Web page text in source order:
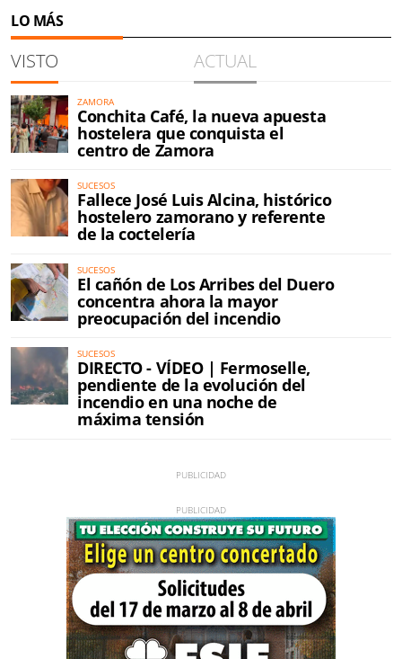
LO MÁS
VISTO ACTUAL
ZAMORA
Conchita Café, la nueva apuesta
hostelera que conquista el
centro de Zamora
SUCESOS
Fallece José Luis Alcina, histórico
hostelero zamorano y referente
de la coctelería
SUCESOS
El cañón de Los Arribes del Duero
concentra ahora la mayor
preocupación del incendio
SUCESOS
DIRECTO - VÍDEO | Fermoselle,
pendiente de la evolución del
incendio en una noche de
máxima tensión